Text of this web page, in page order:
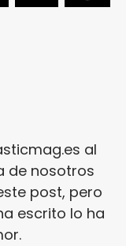
al
de nosotros
post, pero
escrito lo ha